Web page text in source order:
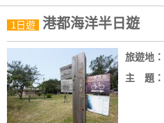
作
商
合
作
1日遊 港都海洋半日遊
旅遊地：
主 題：